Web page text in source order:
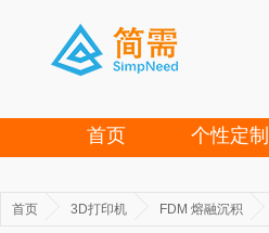
首页 个性定制
首页 3D打印机 FDM 熔融沉积